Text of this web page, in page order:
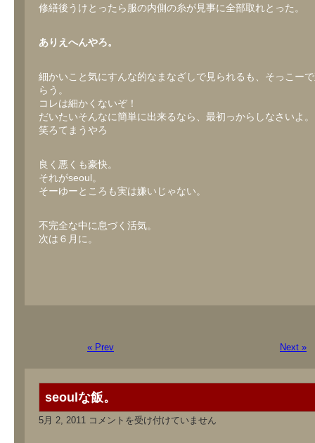
修繕後うけとったら服の内側の糸が見事に全部取れとった。
ありえへんやろ。
細かいこと気にすんな的なまなざしで見られるも、そっこー
らう。
コレは細かくないぞ！
だいたいそんなに簡単に出来るなら、最初っからしなさいよ。
笑ろてまうやろ
良く悪くも豪快。
それがseoul。
そーゆーところも実は嫌いじゃない。
不完全な中に息づく活気。
次は６月に。
« Prev Next »
seoulな飯。
5月 2, 2011 seoul
コメントを受け付けていません